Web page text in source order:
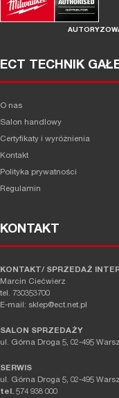
ECT TECHNIK
O nas
Salon handlowy
Certyfikaty i wyróżnienia
Kontakt
Polityka prywatności
Regulamin
KONTAKT
KONTAKT/ SPRZEDAŻ
Marcin Ciećwierz
tel. 730353700
E-mail: sklep@ect.net.pl
SALON SPRZEDAŻY
ul. Górna Droga 5, 02-495
SERWIS
ul. Górna Droga 5, 02-495
tel. 574 938 000